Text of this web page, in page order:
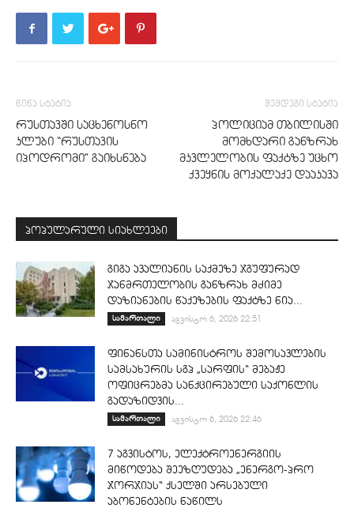
წინა სტატია
რუსთავში საცხენოსნო
კლუბი “რუსთავის
იპოდრომი” გაიხსნება
შემდეგი სტატია
პოლიციამ თბილისში
მომხდარი განზრახ
მკვლელობის ფაქტზე უცხო
ქვეყნის მოქალაქე დააკავა
პოპულარული სიახლეები
გიგა ავალიანის საქმეზე ჯგუფურად
ჯანმრთელობის განზრახ მძიმე
დაზიანების წაქეზების ფაქტზე ნია...
სამართალი აგვისტო 6, 2026 22:51
ფინანსთა სამინისტროს შემოსავლების
სამსახურის სგპ „სარფის“ მებაჟე
ოფიცრებმა სანქცირებული საქონლის
გადაზიდვის...
სამართალი აგვისტო 6, 2026 22:46
7 აგვისტოს, ელექტროენერგიის
მიწოდება შეეზღუდება „ენერგო-პრო
ჯორჯიას“ ქსელში არსებული
აბონენტების ნაწილს